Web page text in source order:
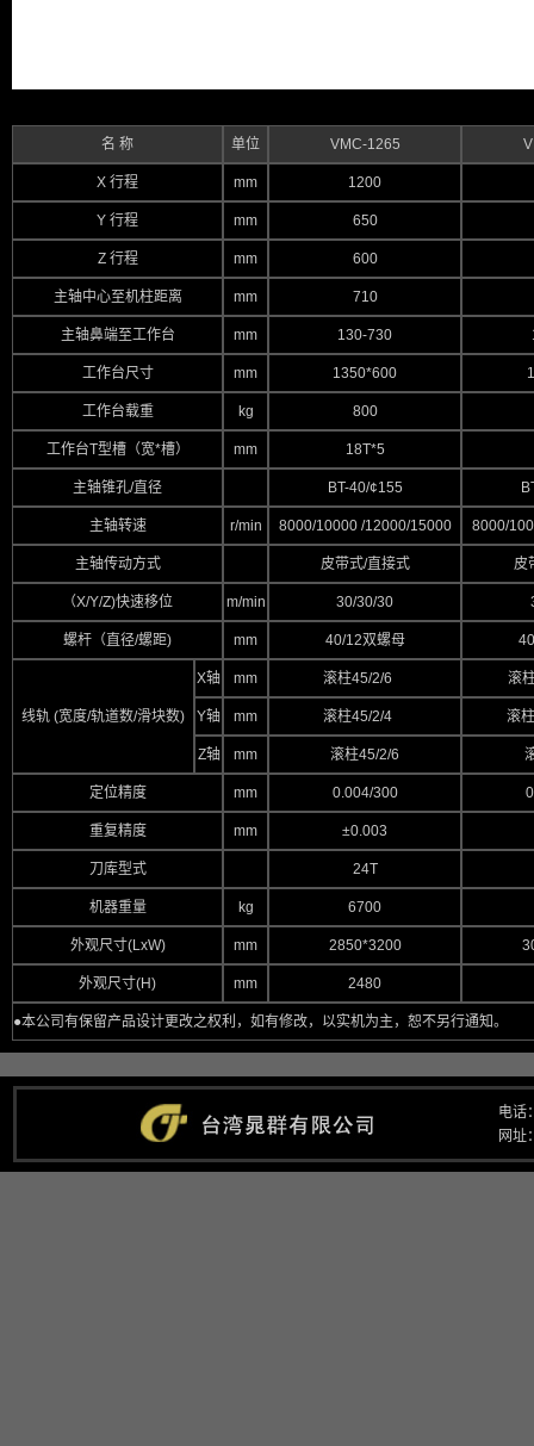
名 称 单位 VMC-1265
X 行程 mm 1200
Y 行程 mm 650
Z 行程 mm 600
主轴中心至机柱距离 mm 710
主轴鼻端至工作台 mm 130-730
工作台尺寸 mm 1350*600
工作台载重 kg 800
工作台T型槽（宽*槽） mm 18T*5
主轴锥孔/直径 BT-40/¢155
主轴转速 r/min 8000/10000 /12000/15000 8000/
主轴传动方式 皮带式/直接式 皮
（X/Y/Z)快速移位 m/min 30/30/30
螺杆（直径/螺距) mm 40/12双螺母
线轨 (宽度/轨道数/滑块数)
X轴 mm 滚柱45/2/6 滚
Y轴 mm 滚柱45/2/4 滚
Z轴 mm 滚柱45/2/6
定位精度 mm 0.004/300
重复精度 mm ±0.003
刀库型式 24T
机器重量 kg 6700
外观尺寸(LxW) mm 2850*3200
外观尺寸(H) mm 2480
●本公司有保留产品设计更改之权利，如有修改，以实机为主，恕不另行通知。
电话
网址